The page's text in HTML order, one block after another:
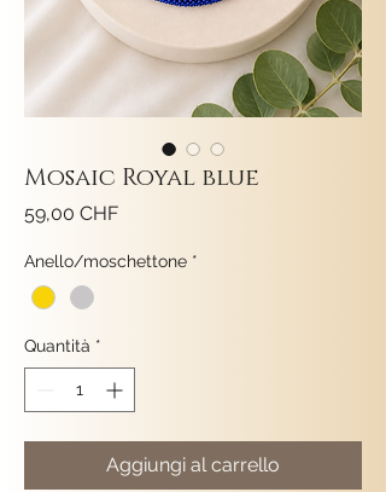
Mosaic Royal blue
59,00 CHFPrezzo
Anello/moschettone *
Quantità *
Aggiungi al carrello